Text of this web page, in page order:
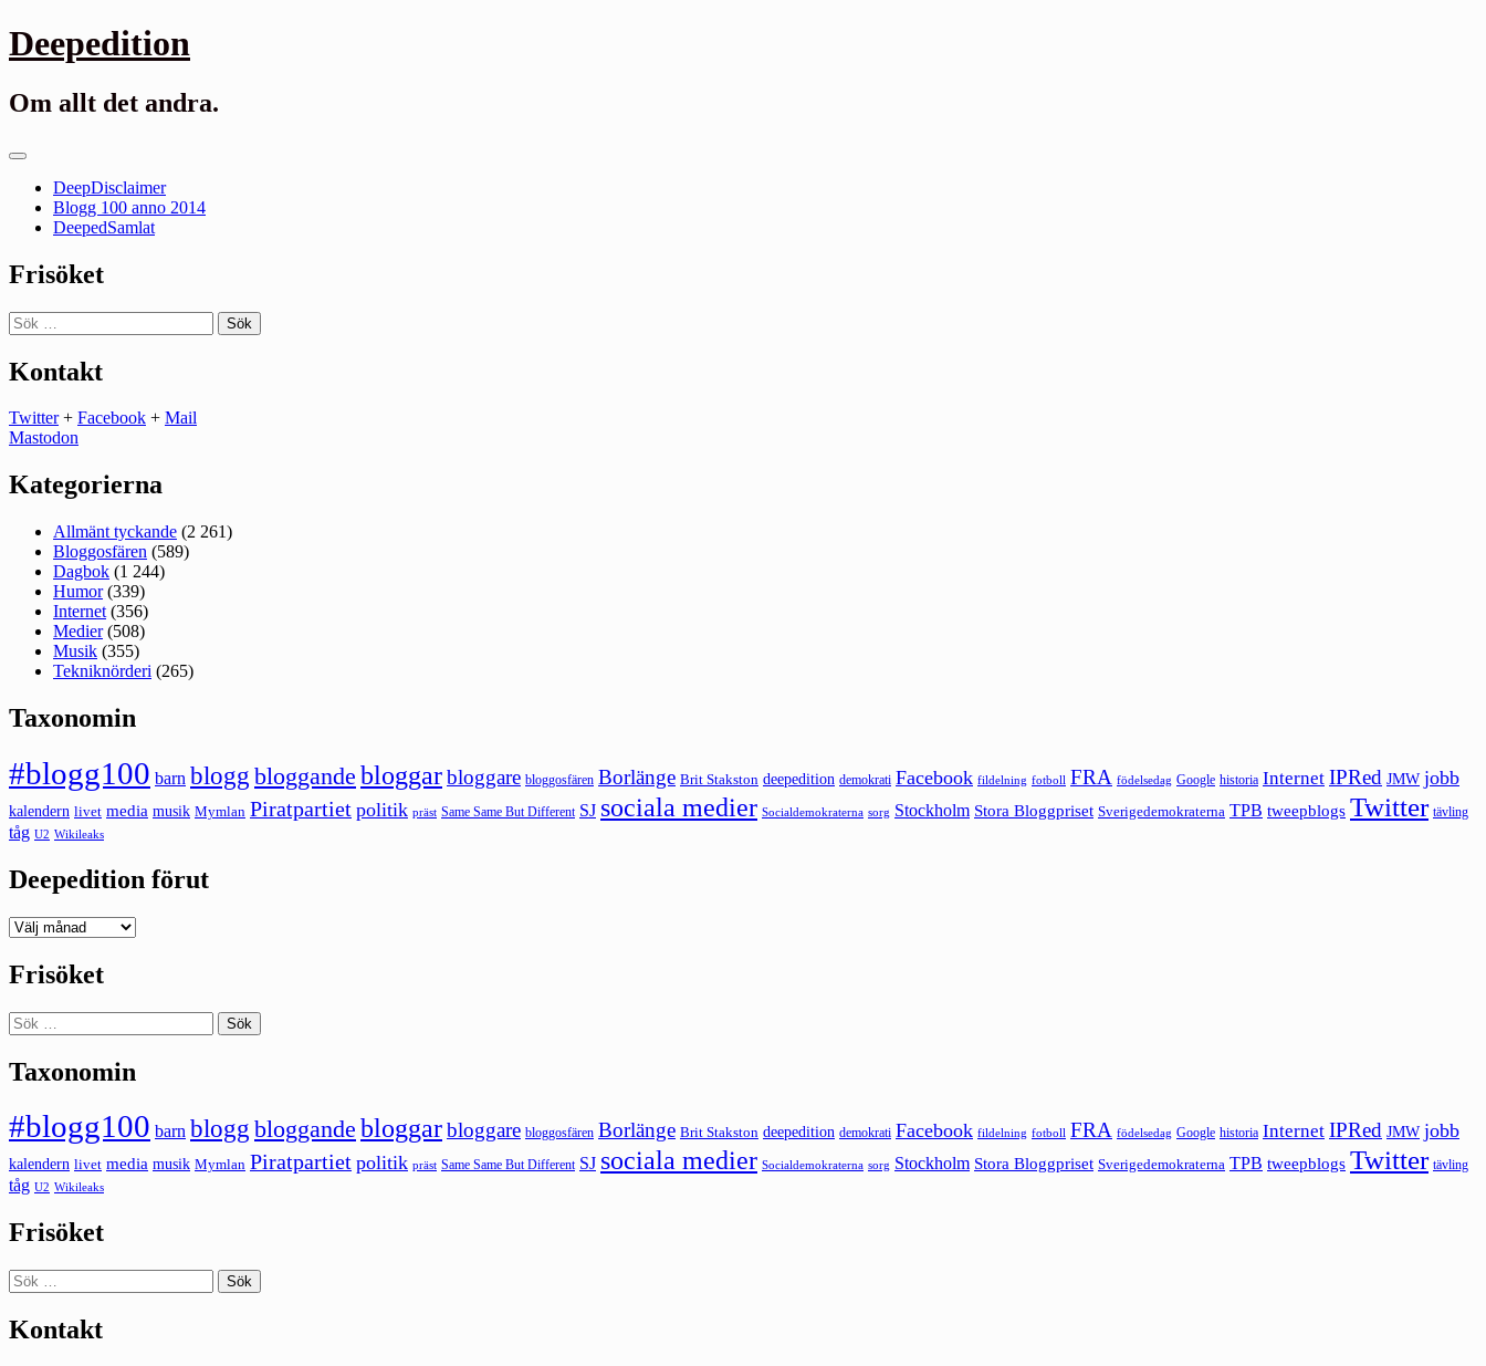
Gå
till
Deepedition
Om allt det andra.
Primär
DeepDisclaimer
Blogg 100 anno 2014
DeepedSamlat
Frisöket
Sök
efter:
Kontakt
Twitter+ Facebook + Mail
Mastodon
Kategorierna
Allmänt tyckande (2 261)
Bloggosfären (589)
Dagbok (1 244)
Humor(339)
Internet (356)
Medier(508)
Musik (355)
Tekniknörderi (265)
Taxonomin
#blogg100 barn blogg bloggande bloggarbloggare bloggosfären Borlänge Brit Stakston deepedition demokrati Facebook fildelning fotboll FRA födelsedag Google historia Internet IPRed JMW jobb
kalendern livet media musik Mymlan Piratpartiet politik präst Same Same But Different SJ sociala medier Socialdemokraterna sorg Stockholm Stora Bloggpriset Sverigedemokraterna TPB tweepblogs Twitter tävling
tåg U2 Wikileaks
Deepedition förut
Deepedition
Frisöket
Sök
efter:
Taxonomin
#blogg100 barn blogg bloggande bloggarbloggare bloggosfären Borlänge Brit Stakston deepedition demokrati Facebook fildelning fotboll FRA födelsedag Google historia Internet IPRed JMW jobb
kalendern livet media musik Mymlan Piratpartiet politik präst Same Same But Different SJ sociala medier Socialdemokraterna sorg Stockholm Stora Bloggpriset Sverigedemokraterna TPB tweepblogs Twitter tävling
tåg U2 Wikileaks
Frisöket
Sök
efter:
Kontakt